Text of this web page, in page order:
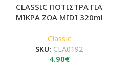
CLASSIC ΠΟΤΙΣΤΡΑ ΓΙΑ
ΜΙΚΡΑ ΖΩΑ MIDI 320ml
Classic
SKU: CLA0192
4.90€